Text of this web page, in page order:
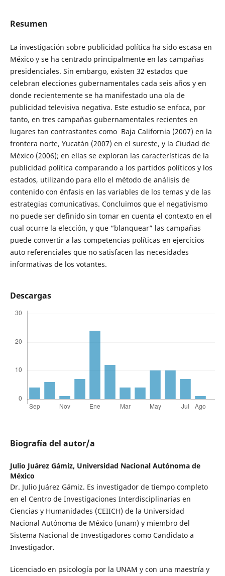
Resumen
La investigación sobre publicidad política ha sido escasa en
México y se ha centrado principalmente en las campañas
presidenciales. Sin embargo, existen 32 estados que
celebran elecciones gubernamentales cada seis años y en
donde recientemente se ha manifestado una ola de
publicidad televisiva negativa. Este estudio se enfoca, por
tanto, en tres campañas gubernamentales recientes en
lugares tan contrastantes como Baja California (2007) en la
frontera norte, Yucatán (2007) en el sureste, y la Ciudad de
México (2006); en ellas se exploran las características de la
publicidad política comparando a los partidos políticos y los
estados, utilizando para ello el método de análisis de
contenido con énfasis en las variables de los temas y de las
estrategias comunicativas. Concluimos que el negativismo
no puede ser definido sin tomar en cuenta el contexto en el
cual ocurre la elección, y que “blanquear” las campañas
puede convertir a las competencias políticas en ejercicios
auto referenciales que no satisfacen las necesidades
informativas de los votantes.
Descargas
Biografía del autor/a
Julio Juárez Gámiz, Universidad Nacional Autónoma de
México
Dr. Julio Juárez Gámiz. Es investigador de tiempo completo
en el Centro de Investigaciones Interdisciplinarias en
Ciencias y Humanidades (CEIICH) de la Universidad
Nacional Autónoma de México (unam) y miembro del
Sistema Nacional de Investigadores como Candidato a
Investigador.
Licenciado en psicología por la UNAM y con una maestría y